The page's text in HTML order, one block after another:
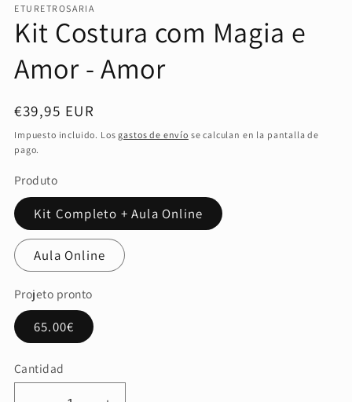
modal
ETURETROSARIA
Kit Costura com Magia e
Amor - Amor
Precio
habitual
€39,95 EUR
Impuesto incluido. Los gastos de envío se calculan en la pantalla de
pago.
Produto
Kit Completo + Aula Online
Aula Online
Projeto pronto
65.00€
Cantidad